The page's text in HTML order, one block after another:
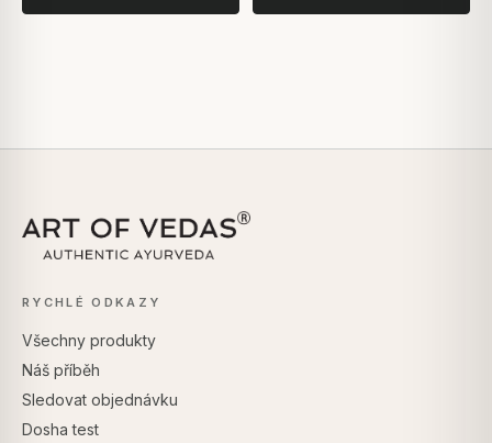
RYCHLÉ ODKAZY
Všechny produkty
Náš příběh
Sledovat objednávku
Dosha test